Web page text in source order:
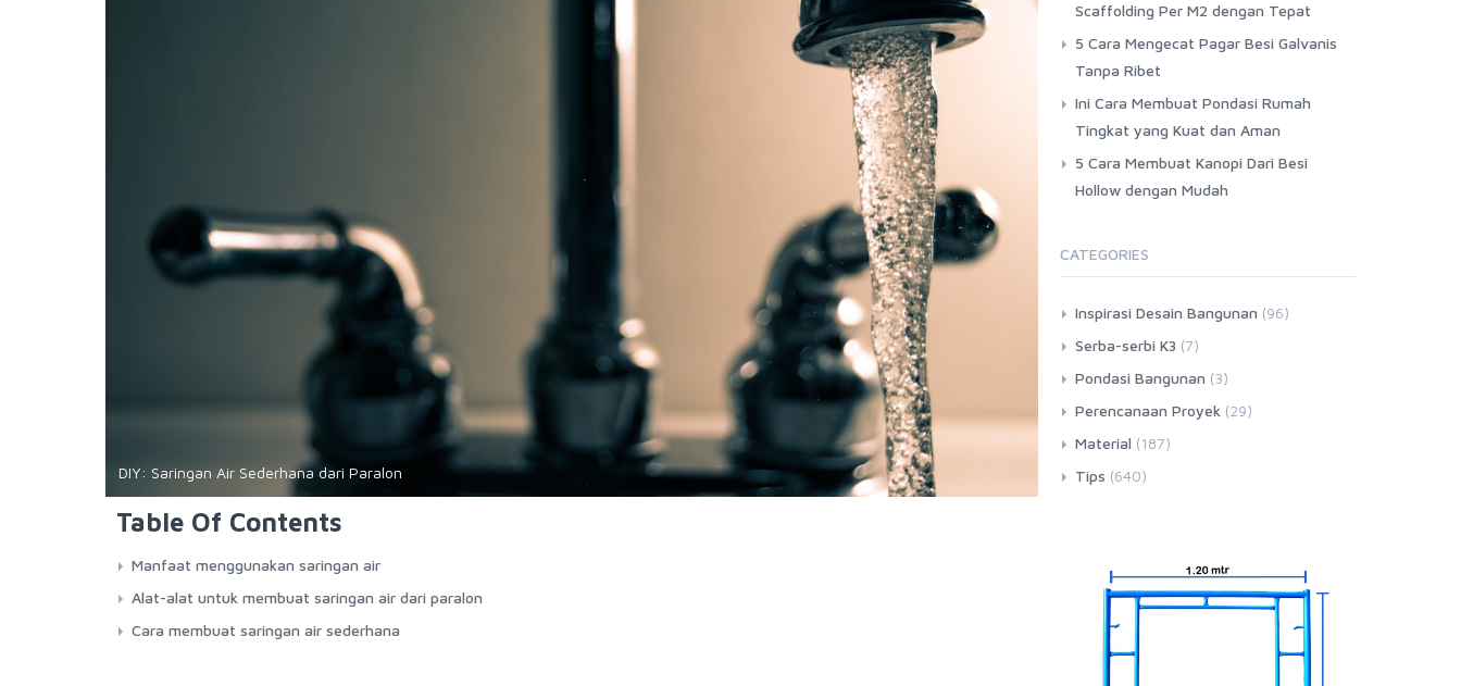
DIY: Saringan Air Sederhana dari Paralon
Table Of Contents
Manfaat menggunakan saringan air
Alat-alat untuk membuat saringan air dari paralon
Cara membuat saringan air sederhana
Scaffolding Per M2 dengan Tepat
5 Cara Mengecat Pagar Besi Galvanis
Tanpa Ribet
Ini Cara Membuat Pondasi Rumah
Tingkat yang Kuat dan Aman
5 Cara Membuat Kanopi Dari Besi
Hollow dengan Mudah
CATEGORIES
Inspirasi Desain Bangunan (96)
Serba-serbi K3 (7)
Pondasi Bangunan (3)
Perencanaan Proyek (29)
Material (187)
Tips (640)